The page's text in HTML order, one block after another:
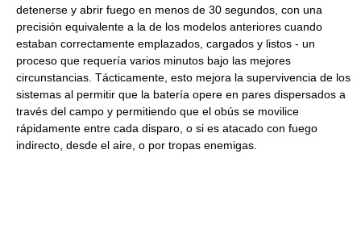
detenerse y abrir fuego en menos de 30 segundos, con una
precisión equivalente a la de los modelos anteriores cuando
estaban correctamente emplazados, cargados y listos - un
proceso que requería varios minutos bajo las mejores
circunstancias. Tácticamente, esto mejora la supervivencia de los
sistemas al permitir que la batería opere en pares dispersados a
través del campo y permitiendo que el obús se movilice
rápidamente entre cada disparo, o si es atacado con fuego
indirecto, desde el aire, o por tropas enemigas.